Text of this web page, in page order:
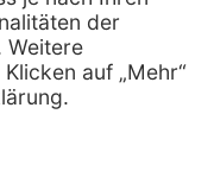
AGB
Impressum
Datenschutz